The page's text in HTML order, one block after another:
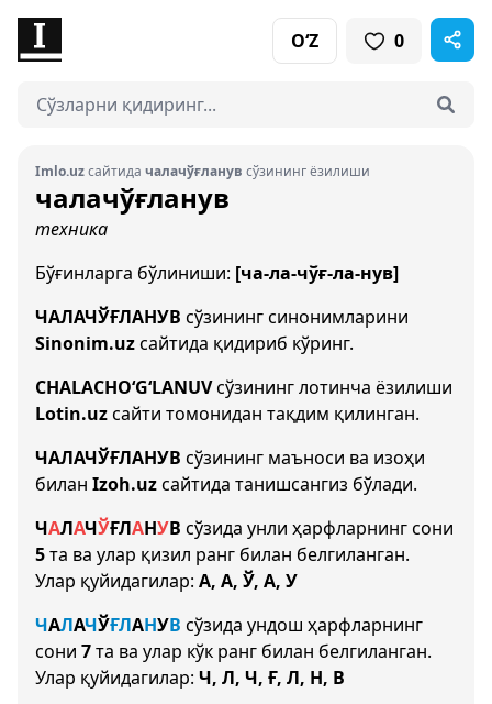
O‘Z 0
Imlo.uzсайтида чалачўғланув сўзининг ёзилиши
чалачўғланув
техника
Бўғинларга бўлиниши: [ча-ла-чўғ-ла-нув]
ЧАЛАЧЎҒЛАНУВ сўзининг синонимларини
Sinonim.uzсайтида қидириб кўринг.
CHALACHO‘G‘LANUVсўзининг лотинча ёзилиши
Lotin.uzсайти томонидан тақдим қилинган.
ЧАЛАЧЎҒЛАНУВ сўзининг маъноси ва изоҳи
билан Izoh.uzсайтида танишсангиз бўлади.
ЧАЛАЧЎҒЛАНУВ сўзида унли ҳарфларнинг сони
5та ва улар қизил ранг билан белгиланган.
Улар қуйидагилар: А, А, Ў, А, У
ЧАЛАЧЎҒЛАНУВ сўзида ундош ҳарфларнинг
сони 7та ва улар кўк ранг билан белгиланган.
Улар қуйидагилар: Ч, Л, Ч, Ғ, Л, Н, В